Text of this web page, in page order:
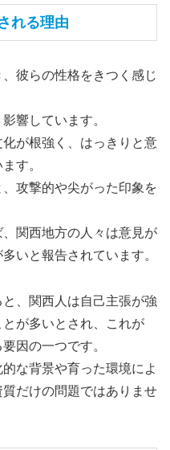
れる理由
彼らの性格をきつく感じ
響しています。
が根強く、はっきりと意
す。
攻撃的や尖がった印象を
関西地方の人々は意見が
いと報告されています。
、関西人は自己主張が強
が多いとされ、これが
因の一つです。
な背景や育った環境によ
だけの問題ではありませ